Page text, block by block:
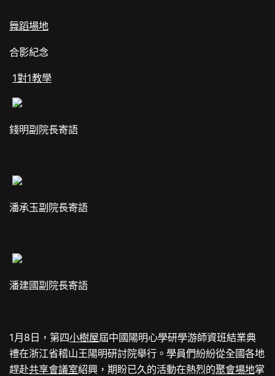
舞蹈場地
合影紀念
1對1教學
錢明副院長寄語
潘承玉副院長寄語
潘建國副院長寄語
1月8日，第四小樹屋屆中國陽明心學研學游師資班結業典
禮在浙江省稽山王陽明研討院舉行。學員們紛紛從全國各地
趕赴共享會議室紹興，期盼已久的活動在熱烈的聚會場地掌